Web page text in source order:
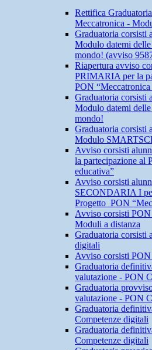
Rettifica
Meccatronica -
Graduatoria corsisti
Modulo datemi
mondo! (avviso
Riapertura avviso
PRIMARIA per la
PON “Meccatronica
Graduatoria corsisti
Modulo datemi
mondo!
Graduatoria corsisti
Modulo
Avviso corsisti
la partecipazione al
educativa”
Avviso corsisti
SECONDARIA I
Progetto PON
Avviso corsisti
Moduli a distanza
Graduatoria corsisti
digitali
Avviso corsisti
Graduatoria
valutazione - PON
Graduatoria
valutazione - PON
Graduatoria
Competenze digitali
Graduatoria
Competenze digitali